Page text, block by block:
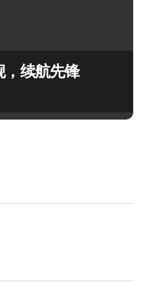
，续航先锋